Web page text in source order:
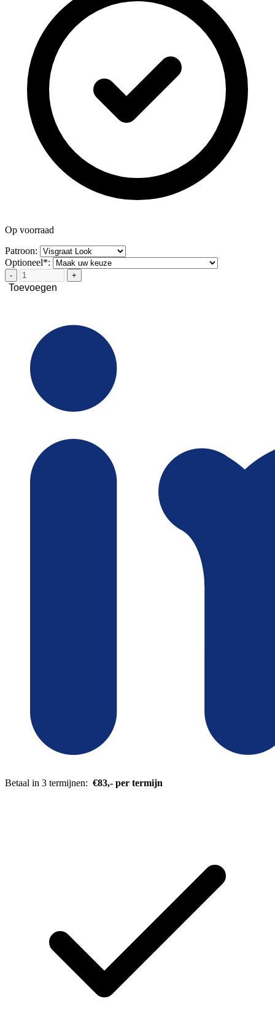
Op voorraad
Patroon:
Optioneel*:
- +
Toevoegen
Betaal in 3 termijnen: €83,- per termijn